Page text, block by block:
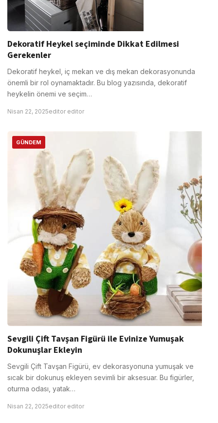
Dekoratif Heykel seçiminde Dikkat Edilmesi
Gerekenler
Dekoratif heykel, iç mekan ve dış mekan dekorasyonunda
önemli bir rol oynamaktadır. Bu blog yazısında, dekoratif
heykelin önemi ve seçim…
Nisan 22, 2025editor editor
GÜNDEM
Sevgili Çift Tavşan Figürü ile Evinize Yumuşak
Dokunuşlar Ekleyin
Sevgili Çift Tavşan Figürü, ev dekorasyonuna yumuşak ve
sıcak bir dokunuş ekleyen sevimli bir aksesuar. Bu figürler,
oturma odası, yatak…
Nisan 22, 2025editor editor